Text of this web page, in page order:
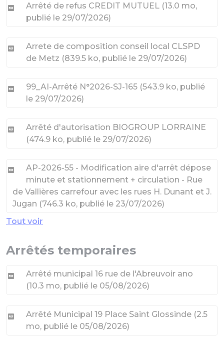
Arrêté de refus CREDIT MUTUEL (13.0 mo,
publié le 29/07/2026)
Arrete de composition conseil local CLSPD
de Metz (839.5 ko, publié le 29/07/2026)
99_AI-Arrêté N°2026-SJ-165 (543.9 ko, publié
le 29/07/2026)
Arrêté d'autorisation BIOGROUP LORRAINE
(474.9 ko, publié le 29/07/2026)
AP-2026-55 - Modification aire d'arrêt dépose
minute et stationnement + circulation - Rue
de Vallières carrefour avec les rues H. Dunant et J.
Jugan (746.3 ko, publié le 23/07/2026)
Tout voir
Arrêtés temporaires
Arrêté municipal 16 rue de l'Abreuvoir ano
(10.3 mo, publié le 05/08/2026)
Arrêté Municipal 19 Place Saint Glossinde (2.5
mo, publié le 05/08/2026)